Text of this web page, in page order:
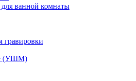
ванной комнаты
гравировки
(УШМ)